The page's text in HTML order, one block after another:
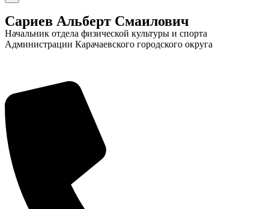
Сариев Альберт Смаилович
Начальник отдела физической культуры и спорта
Администрации Карачаевского городского округа